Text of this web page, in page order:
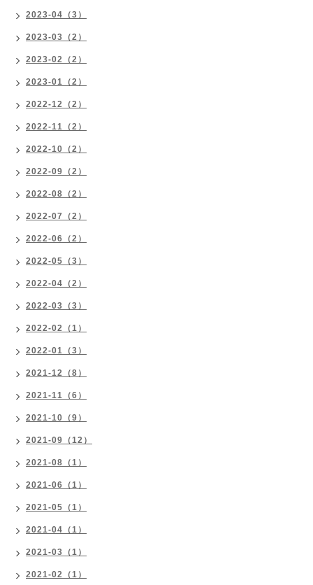
2023-04（3）
2023-03（2）
2023-02（2）
2023-01（2）
2022-12（2）
2022-11（2）
2022-10（2）
2022-09（2）
2022-08（2）
2022-07（2）
2022-06（2）
2022-05（3）
2022-04（2）
2022-03（3）
2022-02（1）
2022-01（3）
2021-12（8）
2021-11（6）
2021-10（9）
2021-09（12）
2021-08（1）
2021-06（1）
2021-05（1）
2021-04（1）
2021-03（1）
2021-02（1）